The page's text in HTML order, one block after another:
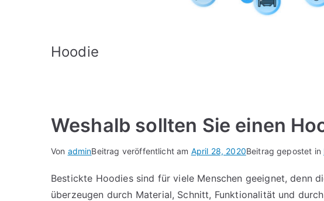
Hoodie
Weshalb sollten Sie einen
Von adminBeitrag veröffentlicht am April 28, 2020Beitrag gepostet in
Bestickte Hoodies sind für viele Menschen geeignet, denn
überzeugen durch Material, Schnitt, Funktionalität und